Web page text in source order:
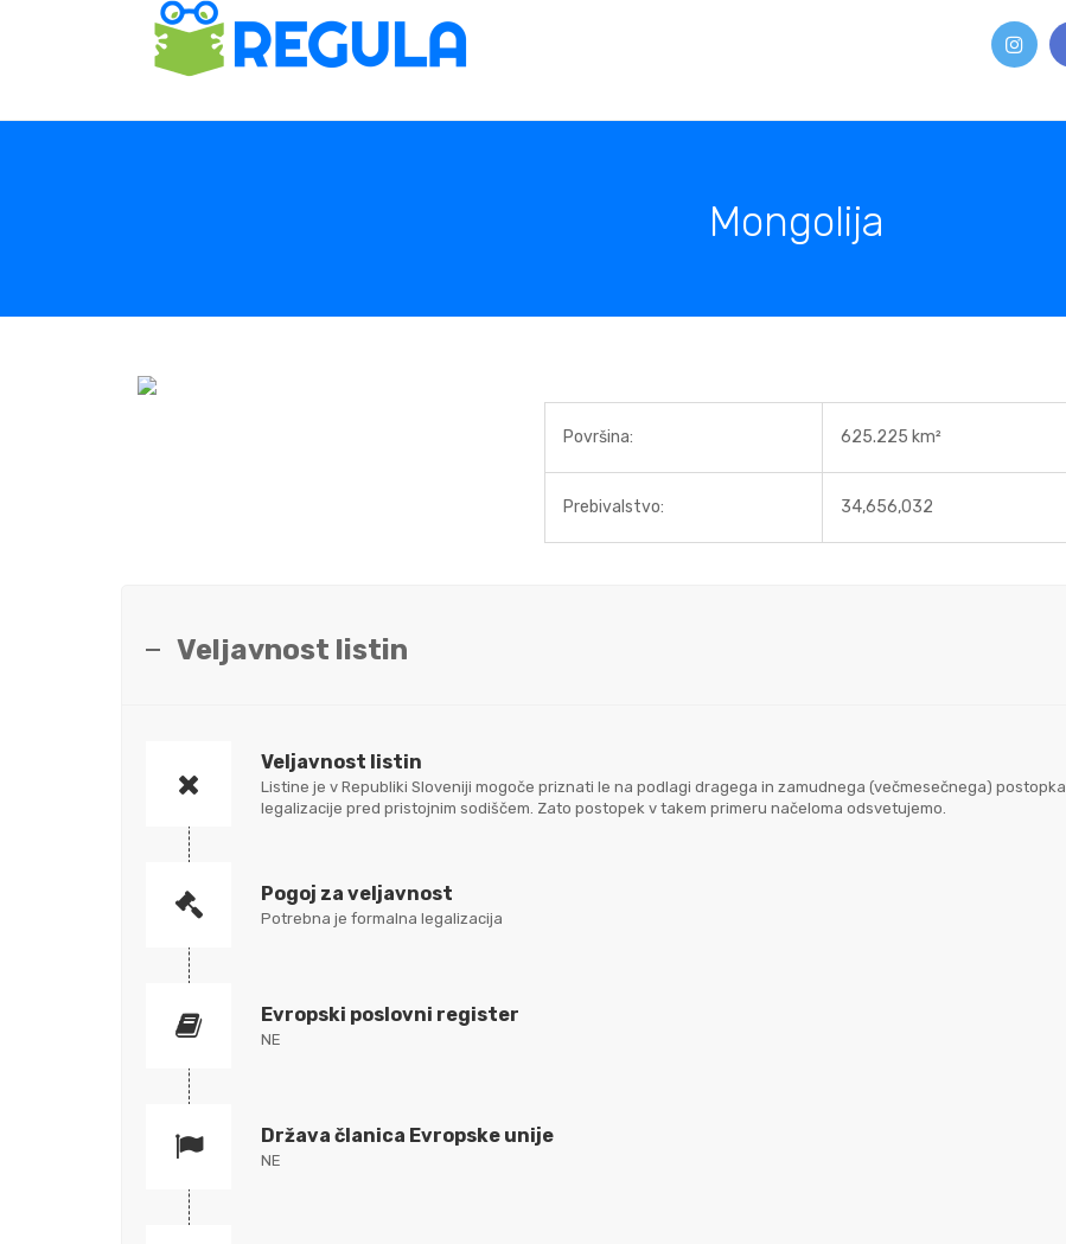
Mongolija
Površina: 625.225 km²
Prebivalstvo: 34,656,032
Veljavnost listin
Veljavnost listin
Listine je v Republiki Sloveniji mogoče priznati le na podlagi dragega in zamudnega (večmesečnega) postopka
legalizacije pred pristojnim sodiščem. Zato postopek v takem primeru načeloma odsvetujemo.
Pogoj za veljavnost
Potrebna je formalna legalizacija
Evropski poslovni register
NE
Država članica Evropske unije
NE